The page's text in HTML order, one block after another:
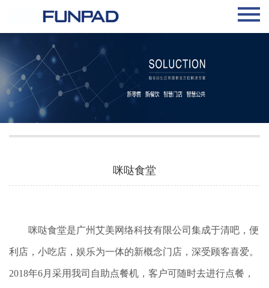
咪哒食堂
咪哒食堂是广州艾美网络科技有限公司集成于清吧，便
利店，小吃店，娱乐为一体的新概念门店，深受顾客喜爱。
2018年6月采用我司自助点餐机，客户可随时去进行点餐，